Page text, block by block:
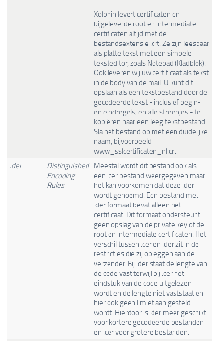
Xolphin levert certificaten en
bijgeleverde root en intermediate
certificaten altijd met de
bestandsextensie .crt. Ze zijn leesbaar
als platte tekst met een simpele
teksteditor, zoals Notepad (Kladblok).
Ook leveren wij uw certificaat als tekst
in de body van de mail. U kunt dit
opslaan als een tekstbestand door de
gecodeerde tekst - inclusief begin-
en eindregels, en alle streepjes - te
kopiëren naar een leeg tekstbestand.
Sla het bestand op met een duidelijke
naam, bijvoorbeeld
www_sslcertificaten_nl.crt
.der
Distinguished
Encoding
Rules
Meestal wordt dit bestand ook als
een .cer bestand weergegeven maar
het kan voorkomen dat deze .der
wordt genoemd. Een bestand met
.der formaat bevat alleen het
certificaat. Dit formaat ondersteunt
geen opslag van de private key of de
root en intermediate certificaten. Het
verschil tussen .cer en .der zit in de
restricties die zij opleggen aan de
verzender. Bij .der staat de lengte van
de code vast terwijl bij .cer het
eindstuk van de code uitgelezen
wordt en de lengte niet vaststaat en
hier ook geen limiet aan gesteld
wordt. Hierdoor is .der meer geschikt
voor kortere gecodeerde bestanden
en .cer voor grotere bestanden.